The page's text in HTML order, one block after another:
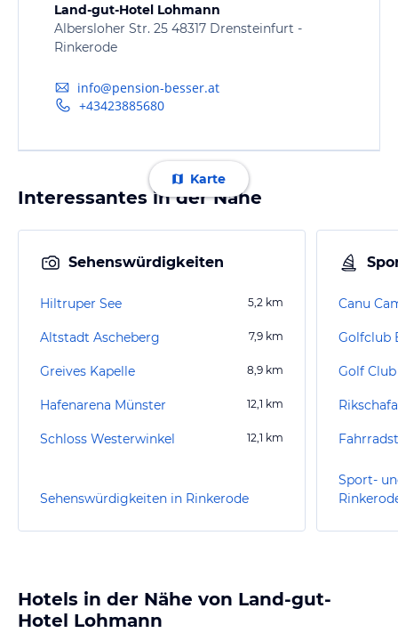
Land-gut-Hotel Lohmann
Albersloher Str. 25 48317 Drensteinfurt -
Rinkerode
info@pension-besser.at
+43423885680
Karte
Interessantes in der Nähe
Sehenswürdigkeiten
Hiltruper See 5,2 km
Altstadt Ascheberg 7,9 km
Greives Kapelle 8,9 km
Hafenarena Münster 12,1 km
Schloss Westerwinkel 12,1 km
Sehenswürdigkeiten in Rinkerode
Canu
Golfclub
Sport-
Hotels in der Nähe von Land-gut-
Hotel Lohmann